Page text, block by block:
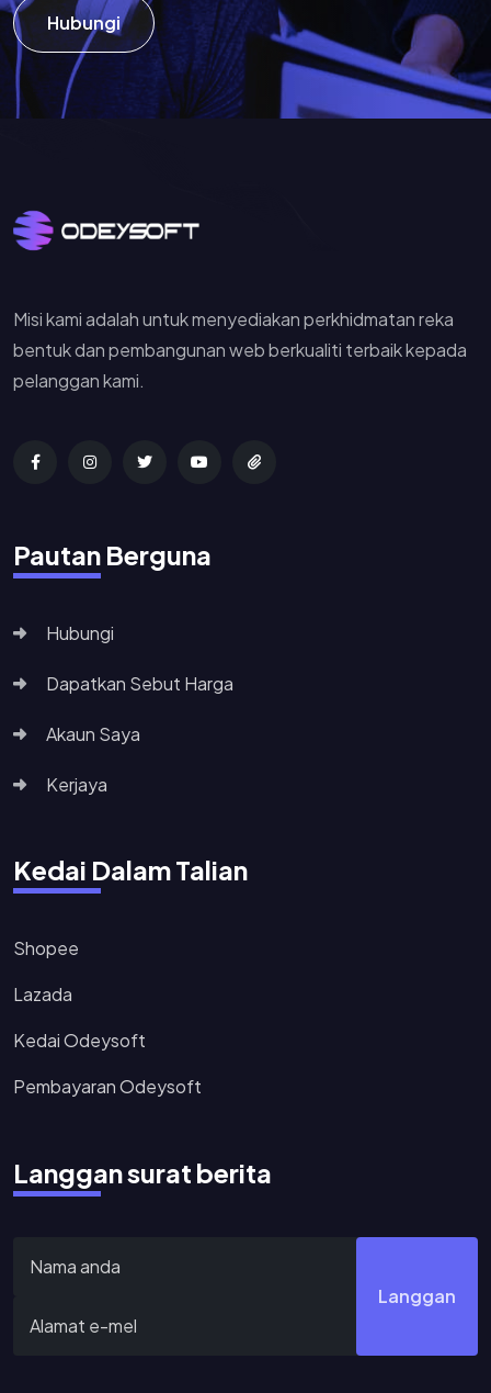
Hubungi
Misi kami adalah untuk menyediakan perkhidmatan reka
bentuk dan pembangunan web berkualiti terbaik kepada
pelanggan kami.
Pautan Berguna
Hubungi
Dapatkan Sebut Harga
Akaun Saya
Kerjaya
Kedai Dalam Talian
Shopee
Lazada
Kedai Odeysoft
Pembayaran Odeysoft
Langgan surat berita
Langgan